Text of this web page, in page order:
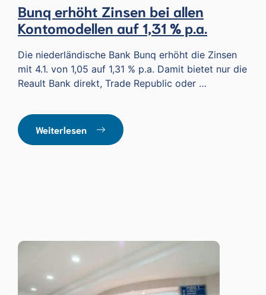
Bunq erhöht Zinsen bei allen
Kontomodellen auf 1,31 % p.a.
Die niederländische Bank Bunq erhöht die Zinsen
mit 4.1. von 1,05 auf 1,31 % p.a. Damit bietet nur die
Reault Bank direkt, Trade Republic oder …
Weiterlesen